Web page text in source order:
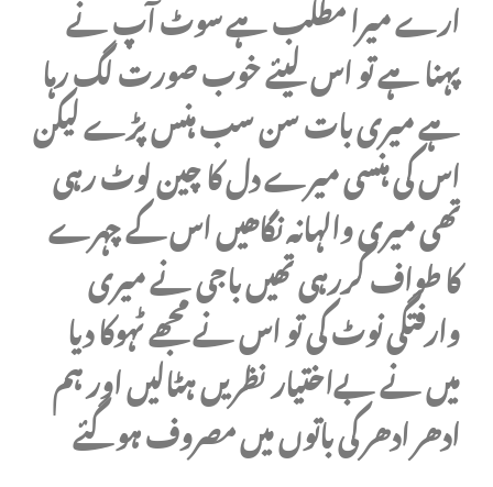
ارے میرا مطلب ہے سوٹ آپ نے
پہنا ہے تو اس لیئے خوب صورت لگ رہا
ہے میری بات سن سب ہنس پڑے لیکن
اس کی ہنسی میرے دل کا چین لوٹ رہی
تھی میری والہانہ نگاھیں اس کے چہرے
کا طواف کررہی تھیں باجی نے میری
وارفتگی نوٹ کی تو اس نے مجھے ٹہوکا دیا
میں نے بےاختیار نظریں ہٹالیں اور ہم
ادھر ادھر کی باتوں میں مصروف ہوگئے